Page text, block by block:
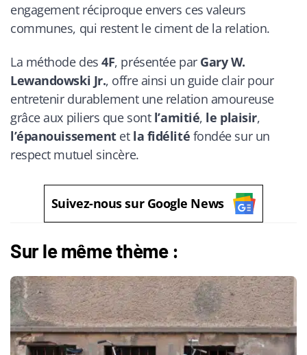
engagement réciproque envers ces valeurs
communes, qui restent le ciment de la relation.
La méthode des4F, présentée par Gary W.
Lewandowski Jr., offre ainsi un guide clair pour
entretenir durablement une relation amoureuse
grâce aux piliers que sont l’amitié, le plaisir,
l’épanouissementet la fidélité fondée sur un
respect mutuel sincère.
Suivez-nous sur Google News
Sur le même thème :